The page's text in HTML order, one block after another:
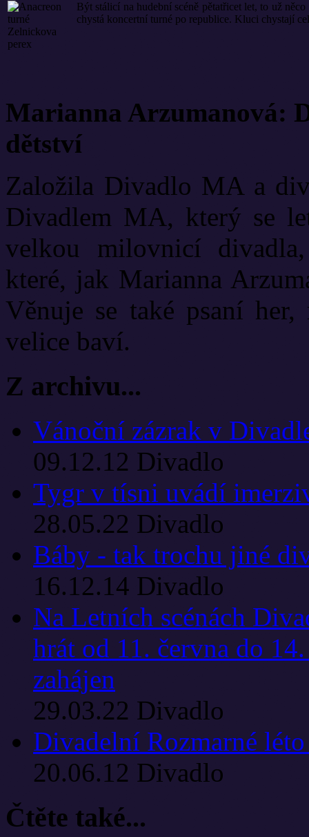
Být stálicí na hudební scéně pětatřicet let, to už
chystá koncertní turné po republice. Kluci chystají
Marianna Arzumanová:
dětství
Založila Divadlo MA a
Divadlem MA, který se
velkou milovnicí
které, jak Marianna
Věnuje se také psaní
velice baví.
Z archivu...
Vánoční zázrak v
09.12.12 Divadlo
Tygr v tísni uvádí
28.05.22 Divadlo
Báby - tak trochu jiné
16.12.14 Divadlo
Na Letních scénách
hrát od 11. června do
zahájen
29.03.22 Divadlo
Divadelní Rozmarné
20.06.12 Divadlo
Čtěte také...